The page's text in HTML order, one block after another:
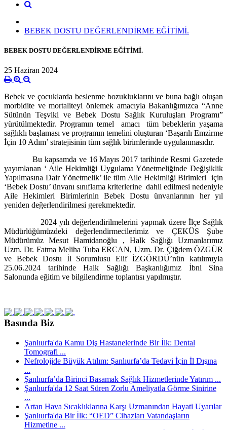
BEBEK DOSTU DEĞERLENDİRME EĞİTİMİ.
BEBEK DOSTU DEĞERLENDİRME EĞİTİMİ.
25 Haziran 2024
Bebek ve çocuklarda beslenme bozukluklarını ve buna bağlı oluşan
morbidite ve mortaliteyi önlemek amacıyla Bakanlığımızca “Anne
Sütünün Teşviki ve Bebek Dostu Sağlık Kuruluşları Programı”
yürütülmektedir. Programın temel amacı tüm bebeklerin yaşama
sağlıklı başlaması ve programın temelini oluşturan ‘Başarılı Emzirme
İçin 10 Adım’ stratejisinin tüm sağlık birimlerinde uygulanmasıdır.
Bu kapsamda ve 16 Mayıs 2017 tarihinde Resmi Gazetede
yayımlanan ‘ Aile Hekimliği Uygulama Yönetmeliğinde Değişiklik
Yapılmasına Dair Yönetmelik’ ile tüm Aile Hekimliği Birimleri için
‘Bebek Dostu’ ünvanı sınıflama kriterlerine dahil edilmesi nedeniyle
Aile Hekimleri Birimlerinin Bebek Dostu ünvanlarının her yıl
yeniden değerlendirilmesi gerekmektedir.
2024 yılı değerlendirilmelerini yapmak üzere İlçe Sağlık
Müdürlüğümüzdeki değerlendirmecilerimiz ve ÇEKÜS Şube
Müdürümüz Mesut Hamidanoğlu , Halk Sağlığı Uzmanlarımız
Uzm. Dr. Fatma Meliha Tuba ERCAN, Uzm. Dr. Çiğdem ÖZGÜR
ve Bebek Dostu İl Sorumlusu Elif İZGÖRDÜ’nün katılımıyla
25.06.2024 tarihinde Halk Sağlığı Başkanlığımız İbni Sina
Salonunda eğitim ve bilgilendirme toplantısı yapılmıştır.
Basında Biz
Şanlıurfa'da Kamu Diş Hastanelerinde Bir İlk: Dental
Tomografi ...
Nefrolojide Büyük Atılım: Şanlıurfa’da Tedavi İçin İl Dışına
...
Şanlıurfa’da Birinci Basamak Sağlık Hizmetlerinde Yatırım ...
Şanlıurfa'da 12 Saat Süren Zorlu Ameliyatla Görme Sinirine
...
Artan Hava Sıcaklıklarına Karşı Uzmanından Hayati Uyarılar
Şanlıurfa'da Bir İlk: “OED” Cihazları Vatandaşların
Hizmetine ...